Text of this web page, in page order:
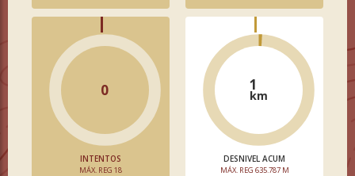
0
INTENTOS
MÁX. REG 18
1
km
DESNIVEL ACUM
MÁX. REG 635.787 M